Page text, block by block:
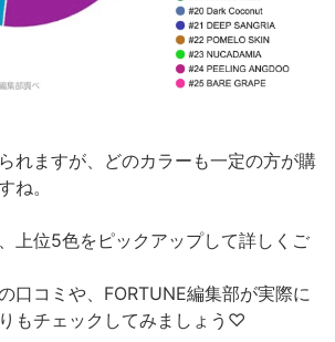
れますが、どのカラーも一定の方が購
ね。
上位5色をピックアップして詳しくご
口コミや、FORTUNE編集部が実際に
もチェックしてみましょう♡